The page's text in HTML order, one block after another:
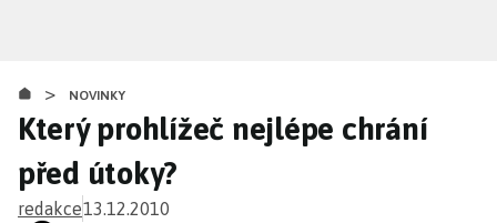
obsahu
> NOVINKY
Který prohlížeč nejlépe chrání
před útoky?
redakce13.12.2010